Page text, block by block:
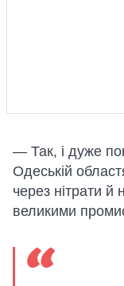
— Так, і дуже
Одеській
через нітрати й
великими